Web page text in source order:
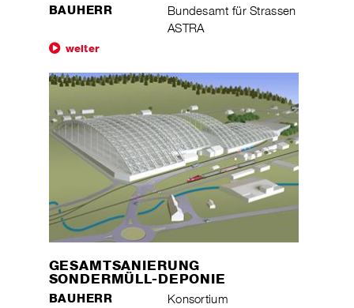
BAUHERR
Bundesamt für Strassen
ASTRA
weiter
GESAMTSANIERUNG
SONDERMÜLL-DEPONIE
BAUHERR
Konsortium